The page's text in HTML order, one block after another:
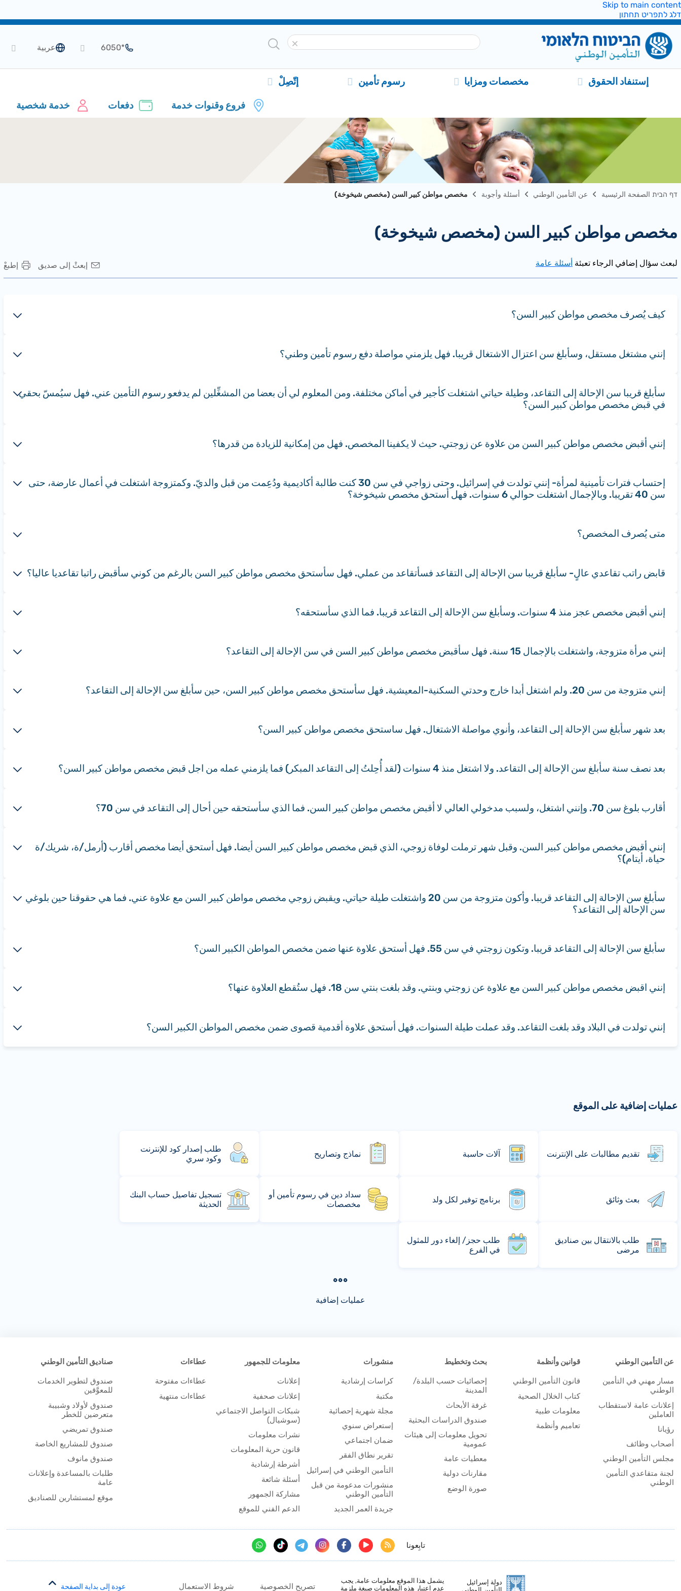
Skip to main content
דלג לתפריט תחתון
عربية *6050
إستنفاد الحقوق مخصصات ومزايا رسوم تأمين إتّصِلْ
فروع وقنوات خدمة دفعات خدمة شخصية
דף הבית الصفحة الرئيسية عن التأمين الوطني أسئلة وأجوبة مخصص مواطن كبير السن (مخصص شيخوخة)
مخصص مواطن كبير السن (مخصص شيخوخة)
إطبعْ إبعثْ إلى صديق لبعث سؤال إضافي الرجاء تعبئة أسئلة عامة​
كيف يُصرف مخصص مواطن كبير السن؟
إنني مشتغل مستقل، وسأبلغ سن اعتزال الاشتغال قريبا. فهل يلزمني مواصلة دفع رسوم تأمين وطني؟
سأبلغ قريبا سن الإحالة إلى التقاعد، وطيلة حياتي اشتغلت كأجير في أماكن مختلفة. ومن المعلوم لي أن بعضا من المشغِّلين لم يدفعو رسوم التأمين عني. فهل سيُمسّ بحقي
في قبض مخصص مواطن كبير السن؟
إنني أقبض مخصص مواطن كبير السن من علاوة عن زوجتي. حيث لا يكفينا المخصص. فهل من إمكانية للزيادة من قدرها؟
إحتساب فترات تأمينية لمرأة- إنني تولدت في إسرائيل. وحتى زواجي في سن 30 كنت طالبة أكاديمية ودُعِمت من قبل والديّ. وكمتزوجة اشتغلت في أعمال عارضة، حتى
سن 40 تقريبا. وبالإجمال اشتغلت حوالي 6 سنوات. فهل أستحق مخصص شيخوخة؟
متى يُصرف المخصص؟
قابض راتب تقاعدي عالٍ- سأبلغ قريبا سن الإحالة إلى التقاعد فسأتقاعد من عملي. فهل سأستحق مخصص مواطن كبير السن بالرغم من كوني سأقبض راتبا تقاعديا عاليا؟
إنني أقبض مخصص عجز منذ 4 سنوات. وسأبلغ سن الإحالة إلى التقاعد قريبا. فما الذي سأستحقه؟
إنني مرأة متزوجة، واشتغلت بالإجمال 15 سنة. فهل سأقبض مخصص مواطن كبير السن في سن الإحالة إلى التقاعد؟
إنني متزوجة من سن 20. ولم اشتغل أبدا خارج وحدتي السكنية-المعيشية. فهل سأستحق مخصص مواطن كبير السن، حين سأبلغ سن الإحالة إلى التقاعد؟
بعد شهر سأبلغ سن الإحالة إلى التقاعد، وأنوي مواصلة الاشتغال. فهل ساستحق مخصص مواطن كبير السن؟
بعد نصف سنة سأبلغ سن الإحالة إلى التقاعد. ولا اشتغل منذ 4 سنوات (لقد أُحِلتُ إلى التقاعد المبكر) فما يلزمني عمله من اجل قبض مخصص مواطن كبير السن؟
أقارب بلوغ سن 70. وإنني اشتغل، ولسبب مدخولي العالي لا أقبض مخصص مواطن كبير السن. فما الذي سأستحقه حين أحال إلى التقاعد في سن 70؟
إنني أقبض مخصص مواطن كبير السن. وقبل شهر ترملت لوفاة زوجي، الذي قبض مخصص مواطن كبير السن أيضا. فهل أستحق أيضا مخصص أقارب (أرمل/ة، شريك/ة
حياة، أيتام)؟
سأبلغ سن الإحالة إلى التقاعد قريبا. وأكون متزوجة من سن 20 واشتغلت طيلة حياتي. ويقبض زوجي مخصص مواطن كبير السن مع علاوة عني. فما هي حقوقنا حين بلوغي
سن الإحالة إلى التقاعد؟
سأبلغ سن الإحالة إلى التقاعد قريبا. وتكون زوجتي في سن 55. فهل أستحق علاوة عنها ضمن مخصص المواطن الكبير السن؟
إنني اقبض مخصص مواطن كبير السن مع علاوة عن زوجتي وبنتي. وقد بلغت بنتي سن 18. فهل ستُقطع العلاوة عنها؟
إنني تولدت في البلاد وقد بلغت التقاعد. وقد عملت طيلة السنوات. فهل أستحق علاوة أقدمية قصوى ضمن مخصص المواطن الكبير السن؟
عمليات إضافية على الموقع
تقديم مطالبات على الإنترنت آلات حاسبة نماذج وتصاريح
طلب إصدار كود للإنترنت
وكود سري
بعث وثائق برنامج توفير لكل ولد
سداد دين في رسوم تأمين أو
مخصصات
تسجيل تفاصيل حساب البنك
الحديثة
طلب بالانتقال بين صناديق
مرضى
طلب حجز/ إلغاء دور للمثول
في الفرع
عمليات إضافية
عن التأمين الوطني
مسار مهني في التأمين
الوطني
إعلانات عامة لاستقطاب
العاملين
رؤيانا
أصحاب وظائف
مجلس التأمين الوطني
لجنة متقاعدي التأمين
الوطني
قوانين وأنظمة
قانون التأمين الوطني
كتاب الخلال الصحية
معلومات طبية
تعاميم وأنظمة
بحث وتخطيط
إحصائيات حسب البلدة/
المدينة
غرفة الأبحاث
صندوق الدراسات البحثية
تحويل معلومات إلى هيئات
عمومية
معطيات عامة
مقارنات دولية
صورة الوضع
منشورات
كراسات إرشادية
مكتبة
مجلة شهرية إحصائية
إستعراض سنوي
ضمان اجتماعي
تقرير نطاق الفقر
التأمين الوطني في إسرائيل
منشورات مدعومة من قبل
التأمين الوطني
جريدة العمر الجديد
معلومات للجمهور
إعلانات
إعلانات صحفية
شبكات التواصل الاجتماعي
(سوشيال)
نشرات معلومات
قانون حرية المعلومات
أشرطة إرشادية
أسئلة شائعة
مشاركة الجمهور
الدعم الفني للموقع
عطاءات
عطاءات مفتوحة
عطاءات منتهية
صناديق التأمين الوطني
صندوق لتطوير الخدمات
للمعوَّقين
صندوق لأولاد وشبيبة
متعرضين للخطر
صندوق تمريضي
صندوق للمشاريع الخاصة
صندوق مانوف
طلبات بالمساعدة وإعلانات
عامة
موقع لمستشارين للصناديق
دولة إسرائيل
يشمل هذا الموقع معلومات عامة, يجب
عدم اعتبار هذه المعلومات صيغة ملزمة
تابِعونا
تصريح الخصوصية شروط الاستعمال عودة إلى بداية الصفحة